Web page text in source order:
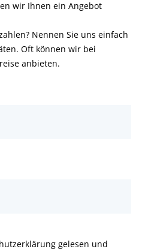
wir Ihnen ein Angebot
Nennen Sie uns einfach
Oft können wir bei
anbieten.
gelesen und